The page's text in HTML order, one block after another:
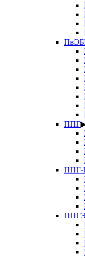
ППГ
ППГ-
ППГЭ